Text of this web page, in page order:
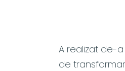
A realizat de-
de